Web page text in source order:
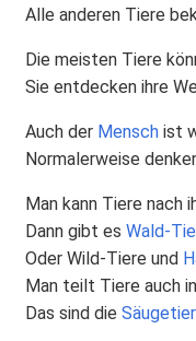
Alle anderen Tiere
Die meisten Tiere
Sie entdecken ihre
Auch der Mensch ist
Normalerweise
Man kann Tiere nach
Dann gibt es Wald-
Oder Wild-Tiere und
Man teilt Tiere auch
Das sind die